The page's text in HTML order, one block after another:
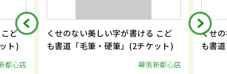
字が書ける こど
筆」(2チケット)
くせのない美しい字が書ける こど
も書道「毛筆・硬筆」(2チケット)